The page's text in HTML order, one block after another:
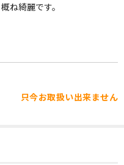
ね綺麗です。
只今お取扱い出来ません